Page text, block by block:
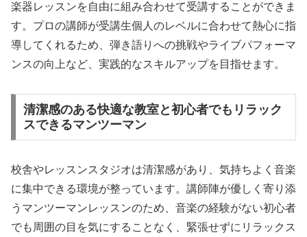
楽器レッスンを自由に組み合わせて受講することができま
す。プロの講師が受講生個人のレベルに合わせて熱心に指
導してくれるため、弾き語りへの挑戦やライブパフォーマ
ンスの向上など、実践的なスキルアップを目指せます。
清潔感のある快適な教室と初心者でもリラック
スできるマンツーマン
校舎やレッスンスタジオは清潔感があり、気持ちよく音楽
に集中できる環境が整っています。講師陣が優しく寄り添
うマンツーマンレッスンのため、音楽の経験がない初心者
でも周囲の目を気にすることなく、緊張せずにリラックス